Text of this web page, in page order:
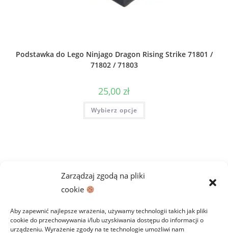
Zarządzaj zgodą na pliki
cookie
Aby zapewnić najlepsze wrażenia, używamy technologii takich jak pliki
cookie do przechowywania i/lub uzyskiwania dostępu do informacji o
urządzeniu. Wyrażenie zgody na te technologie umożliwi nam
Podstawka do Lego Ninjago Dragon Rising Strike 71801 /
71802 / 71803
25,00 zł
Wybierz opcje
Ten
ma
produktu